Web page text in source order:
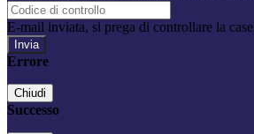
E-mail inviata, si prega di controllare la
Errore
Chiudi
Successo